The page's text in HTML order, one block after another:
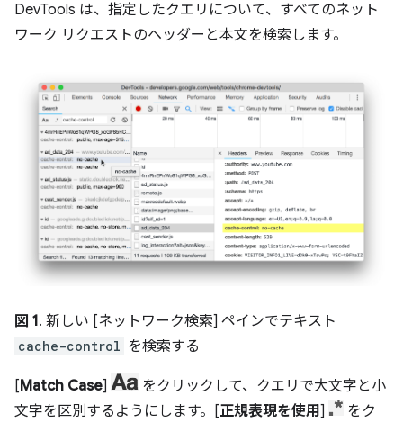
DevTools は、指定したクエリについて、すべてのネット
ワーク リクエストのヘッダーと本文を検索します。
図 1. 新しい [ネットワーク検索] ペインでテキスト
cache-control を検索する
[Match Case]
をクリックして、クエリで大文字と小
文字を区別するようにします。[正規表現を使用]
をク